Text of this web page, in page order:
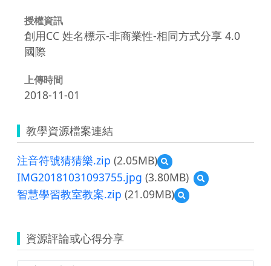
授權資訊
創用CC 姓名標示-非商業性-相同方式分享 4.0
國際
上傳時間
2018-11-01
教學資源檔案連結
注音符號猜猜樂.zip (2.05MB)
預
覽
注
音
樂.zip
IMG20181031093755.jpg (3.80MB)
預
覽
智慧學習教室教案.zip (21.09MB)
預
覽
習
教
資源評論或心得分享